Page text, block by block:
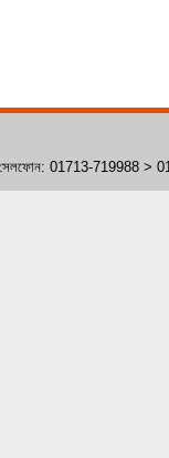
সেলফোন: 01713-